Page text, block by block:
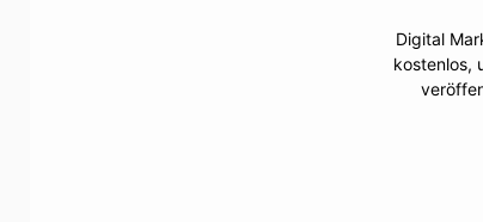
Digital
kostenlos,